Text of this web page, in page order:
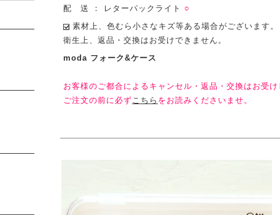
配 送 ： レターパックライト ○
素材上、色むら小さなキズ等ある場合がございます。
衛生上、返品・交換はお受けできません。
moda フォーク&ケース
お客様のご都合によるキャンセル・返品・交換はお受け
ご注文の前に必ずこちら をお読みくださいませ。